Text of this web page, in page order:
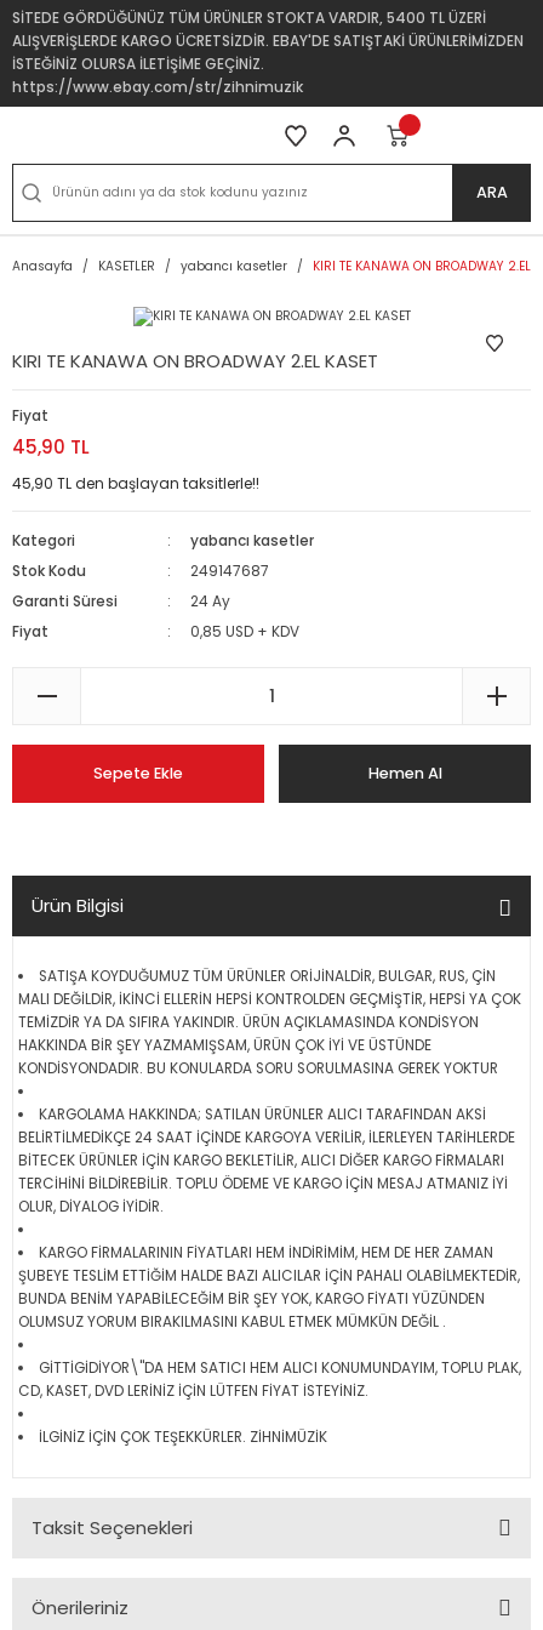
SİTEDE GÖRDÜĞÜNÜZ TÜM ÜRÜNLER STOKTA VARDIR, 5400 TL ÜZERİ
ALIŞVERİŞLERDE KARGO ÜCRETSİZDİR. EBAY'DE SATIŞTAKİ ÜRÜNLERİMİZDEN
İSTEĞİNİZ OLURSA İLETİŞİME GEÇİNİZ.
https://www.ebay.com/str/zihnimuzik
ARA
Anasayfa KASETLER yabancı kasetler KIRI TE KANAWA ON BROADWAY 2.EL
KIRI TE KANAWA ON BROADWAY 2.EL KASET
Fiyat
45,90 TL
45,90 TL den başlayan taksitlerle!!
Kategori
yabancı kasetler
Stok Kodu
249147687
Garanti Süresi
24 Ay
Fiyat
0,85 USD + KDV
Sepete Ekle Hemen Al
Ürün Bilgisi
SATIŞA KOYDUĞUMUZ TÜM ÜRÜNLER ORİJİNALDİR, BULGAR, RUS, ÇİN
MALI DEĞİLDİR, İKİNCİ ELLERİN HEPSİ KONTROLDEN GEÇMİŞTİR, HEPSİ YA ÇOK
TEMİZDİR YA DA SIFIRA YAKINDIR. ÜRÜN AÇIKLAMASINDA KONDİSYON
HAKKINDA BİR ŞEY YAZMAMIŞSAM, ÜRÜN ÇOK İYİ VE ÜSTÜNDE
KONDİSYONDADIR. BU KONULARDA SORU SORULMASINA GEREK YOKTUR
KARGOLAMA HAKKINDA; SATILAN ÜRÜNLER ALICI TARAFINDAN AKSİ
BELİRTİLMEDİKÇE 24 SAAT İÇİNDE KARGOYA VERİLİR, İLERLEYEN TARİHLERDE
BİTECEK ÜRÜNLER İÇİN KARGO BEKLETİLİR, ALICI DİĞER KARGO FİRMALARI
TERCİHİNİ BİLDİREBİLİR. TOPLU ÖDEME VE KARGO İÇİN MESAJ ATMANIZ İYİ
OLUR, DİYALOG İYİDİR.
KARGO FİRMALARININ FİYATLARI HEM İNDİRİMİM, HEM DE HER ZAMAN
ŞUBEYE TESLİM ETTİĞİM HALDE BAZI ALICILAR İÇİN PAHALI OLABİLMEKTEDİR,
BUNDA BENİM YAPABİLECEĞİM BİR ŞEY YOK, KARGO FİYATI YÜZÜNDEN
OLUMSUZ YORUM BIRAKILMASINI KABUL ETMEK MÜMKÜN DEĞİL .
GİTTİGİDİYOR\"DA HEM SATICI HEM ALICI KONUMUNDAYIM, TOPLU PLAK,
CD, KASET, DVD LERİNİZ İÇİN LÜTFEN FİYAT İSTEYİNİZ.
İLGİNİZ İÇİN ÇOK TEŞEKKÜRLER. ZİHNİMÜZİK
Taksit Seçenekleri
Önerileriniz